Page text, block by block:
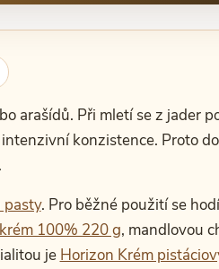
arašídů. Při mletí se z jader
konzistence. Proto
pasty. Pro běžné použití se
100% 220 g, mandlovou
je Horizon Krém